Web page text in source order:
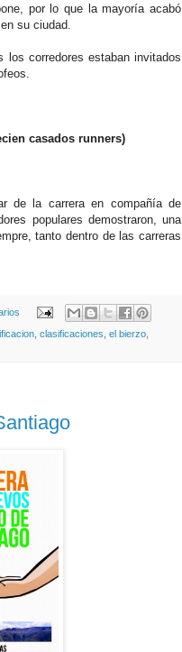
por lo que la mayoría acabó
su ciudad.
corredores estaban invitados
casados runners)
de la carrera en compañía de
populares demostraron, una
tanto dentro de las carreras
clasificaciones el bierzo